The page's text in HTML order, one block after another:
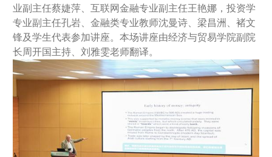
业副主任蔡婕萍、互联网金融专业副主任王艳娜，投资学
专业副主任孔岩、金融类专业教师沈曼诗、梁昌洲、褚文
锋及学生代表参加讲座。本场讲座由经济与贸易学院副院
长周开国主持、刘雅雯老师翻译。